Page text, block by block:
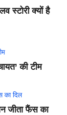
स्टोरी क्यों है
की टीम
जीता फैंस का